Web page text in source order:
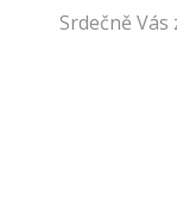
Srdečně Vás